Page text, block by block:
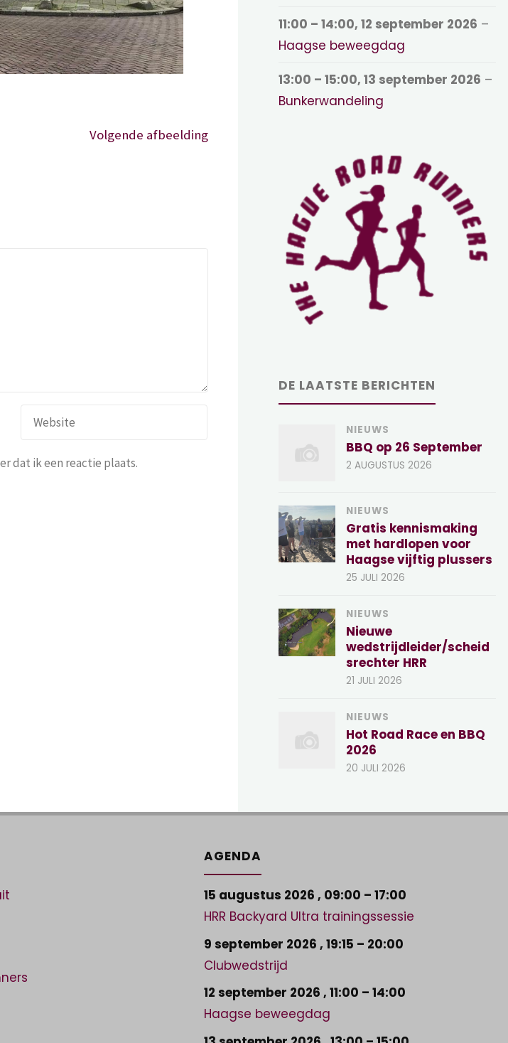
Volgende afbeelding
dat ik een reactie plaats.
11:00 – 14:00,12 september 2026 –
Haagse beweegdag
13:00 – 15:00,13 september 2026 –
Bunkerwandeling
DE LAATSTE BERICHTEN
NIEUWS
BBQ op 26 September
2 AUGUSTUS 2026
NIEUWS
Gratis kennismaking
met hardlopen voor
Haagse vijftig plussers
25 JULI 2026
NIEUWS
Nieuwe
wedstrijdleider/scheid
srechter HRR
21 JULI 2026
NIEUWS
Hot Road Race en BBQ
2026
20 JULI 2026
AGENDA
15 augustus 2026 , 09:00 – 17:00
HRR Backyard Ultra trainingssessie
9 september 2026 , 19:15 – 20:00
Clubwedstrijd
12 september 2026 , 11:00 – 14:00
Haagse beweegdag